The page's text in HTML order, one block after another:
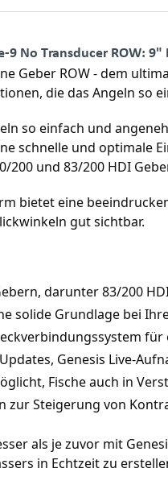
No Transducer ROW:
Geber ROW - dem
die das Angeln so
so einfach und
schnelle und optimale
und 83/200 HDI
bietet eine
gut sichtbar.
darunter 83/200
solide Grundlage bei
Genesis Live-
Fische auch in
zur Steigerung von
als je zuvor mit
in Echtzeit zu